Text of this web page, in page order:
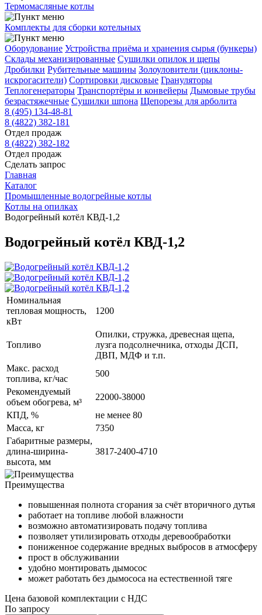
Термомасляные котлы
Комплекты для сборки котельных
Оборудование Устройства приёма и хранения сырья (бункеры)
Склады механизированные Сушилки опилок и щепы
Дробилки Рубительные машины Золоуловители (циклоны-
искрогасители) Сортировки дисковые Грануляторы
Теплогенераторы Транспортёры и конвейеры Дымовые трубы
безрастяжечные Сушилки шпона Щепорезы для арболита
8 (495) 134-48-81
8 (4822) 382-181
Отдел продаж
8 (4822) 382-182
Отдел продаж
Сделать запрос
Главная
Каталог
Промышленные водогрейные котлы
Котлы на опилках
Водогрейный котёл КВД-1,2
Водогрейный котёл КВД-1,2
Номинальная
тепловая мощность,
кВт
1200
Топливо
Опилки, стружка, древесная щепа,
лузга подсолнечника, отходы ДСП,
ДВП, МДФ и т.п.
Макс. расход
топлива, кг/час
500
Рекомендуемый
объем обогрева, м³
22000-38000
КПД, %
не менее 80
Масса, кг
7350
Габаритные размеры,
длина-ширина-
высота, мм
3817-2400-4710
Преимущества
повышенная полнота сгорания за счёт вторичного дутья
работает на топливе любой влажности
возможно автоматизировать подачу топлива
позволяет утилизировать отходы деревообработки
пониженное содержание вредных выбросов в атмосферу
прост в обслуживании
удобно монтировать дымосос
может работать без дымососа на естественной тяге
Цена базовой комплектации с НДС
По запросу